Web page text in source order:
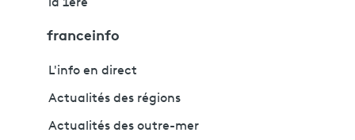
la 1ère
franceinfo
L'info en direct
Actualités des régions
Actualités des outre-mer